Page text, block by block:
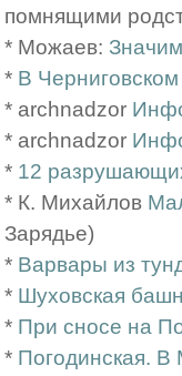
помнящими
* Можаев:
* В
* archnadzor
* archnadzor
* 12
* К. Михайлов
Зарядье)
* Варвары из
* Шуховская
* При сносе на
* Погодинская. В